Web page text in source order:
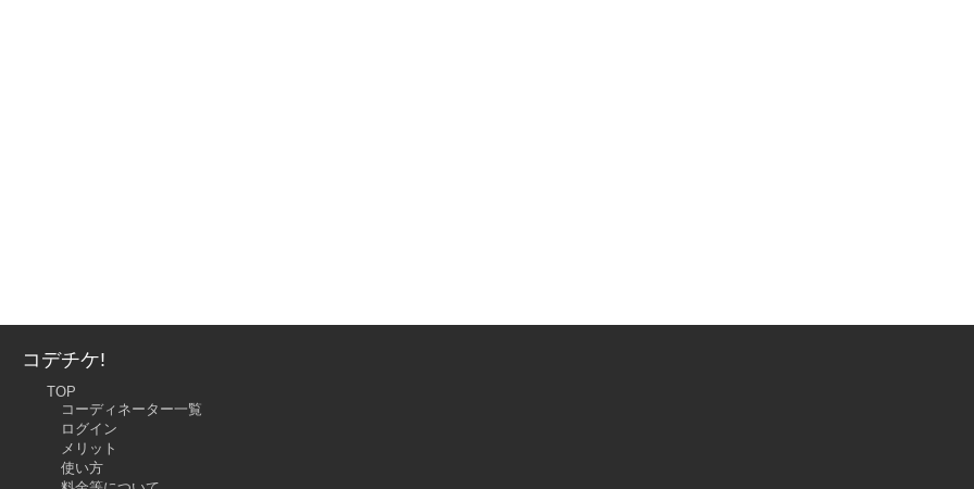
コデチケ!
TOP
コーディネーター一覧
ログイン
メリット
使い方